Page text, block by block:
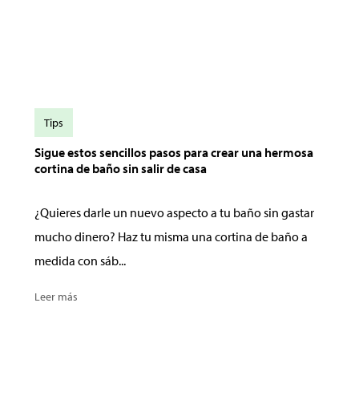
Sigue estos sencillos pasos para crear una hermosa
cortina de baño sin salir de casa
¿Quieres darle un nuevo aspecto a tu baño sin gastar
mucho dinero? Haz tu misma una cortina de baño a
medida con sáb...
Leer más
Tips